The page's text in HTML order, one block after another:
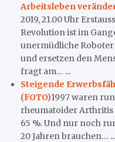
Arbeitsleben
2019, 21.00 Uhr
Revolution ist im
unermüdliche
und ersetzen den
fragt am… ...
Steigende
(FOTO)1997 waren
rheumatoider Arthritis
65 %. Und nur noch
20 Jahren brauchen… ...